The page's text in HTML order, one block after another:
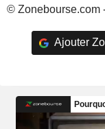
© Zonebourse.com
Ajouter